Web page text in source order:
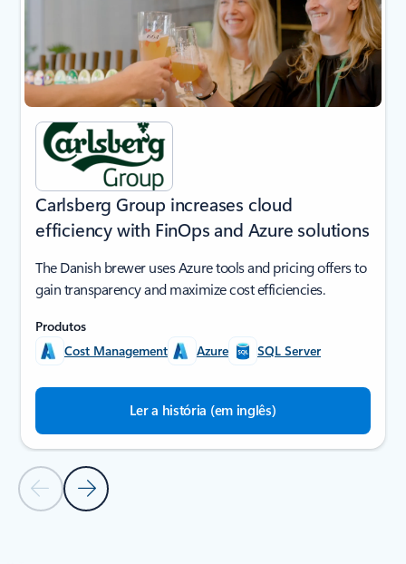
Diapositivo Anterior
Diapositivo Seguinte
Carlsberg Group increases cloud
efficiency with FinOps and Azure solutions
The Danish brewer uses Azure tools and pricing offers to
gain transparency and maximize cost efficiencies.
Produtos
Cost Management
Azure SQL Server
Ler a história (em inglês)